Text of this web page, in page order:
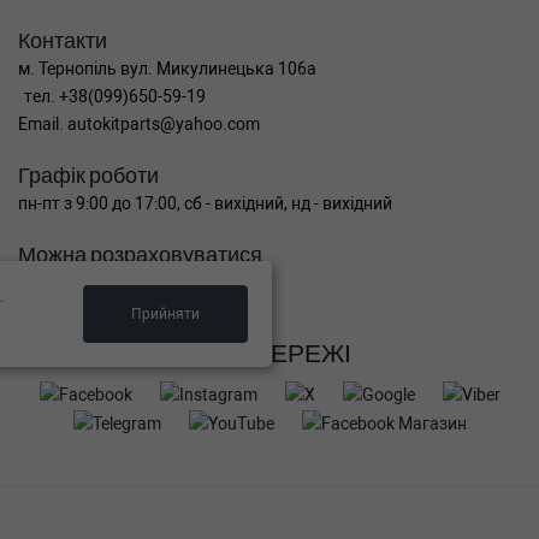
Контакти
м. Тернопіль вул. Микулинецька 106а
тел. +38(099)650-59-19
Email. autokitparts@yahoo.com
Графік роботи
пн-пт з 9:00 до 17:00, сб - вихідний, нд - вихідний
Можна розраховуватися
СОЦ МЕРЕЖІ
Прийняти